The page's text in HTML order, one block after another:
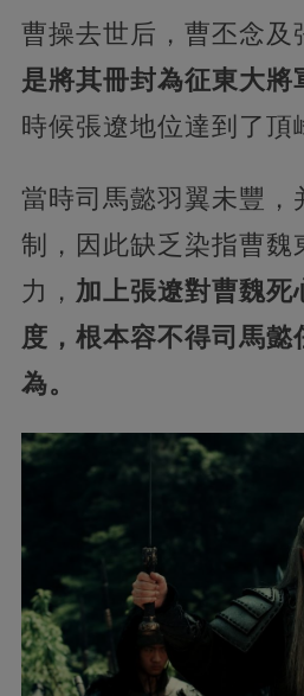
曹操去世后，曹丕念及
是將其冊封為征東大將
時候張遼地位達到了頂
當時司馬懿羽翼未豐，
制，因此缺乏染指曹魏
力， 加上張遼對曹魏死
度，根本容不得司馬懿
為。